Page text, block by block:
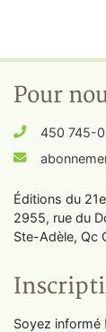
Pour
450 745-
Éditions du
2955, rue du
Ste-Adèle, Qc
Soyez informé !